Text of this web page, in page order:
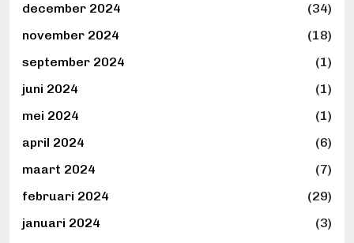
december 2024
(34)
november 2024
(18)
september 2024
(1)
juni 2024
(1)
mei 2024
(1)
april 2024
(6)
maart 2024
(7)
februari 2024
(29)
januari 2024
(3)